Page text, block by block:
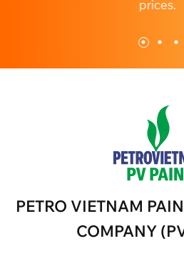
PETRO VIETNAM
COMPANY